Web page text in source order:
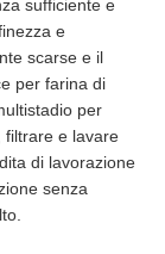
sufficiente e
e
scarse e il
per farina di
per
filtrare e lavare
di lavorazione
senza